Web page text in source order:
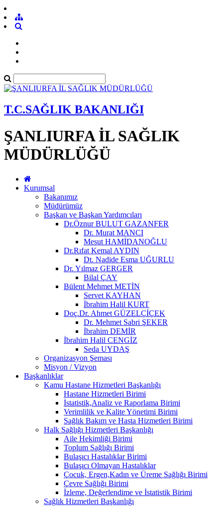
T.C.SAĞLIK BAKANLIĞI
ŞANLIURFA İL SAĞLIK
MÜDÜRLÜĞÜ
Kurumsal
Bakanımız
Müdürümüz
Başkan ve Başkan Yardımcıları
Dr.Öznur BULUT GAZANFER
Dr. Murat MANCI
Mesut HAMİDANOĞLU
Dr.Rıfat Kemal AYDIN
Dt. Nadide Esma UĞURLU
Dr. Yılmaz GERGER
Bilal ÇAY
Bülent Mehmet METİN
Servet KAYHAN
İbrahim Halil KURT
Doç.Dr. Ahmet GÜZELÇİÇEK
Dr. Mehmet Sabri ŞEKER
İbrahim DEMİR
İbrahim Halil CENGİZ
Seda UYDAŞ
Organizasyon Şeması
Misyon / Vizyon
Başkanlıklar
Kamu Hastane Hizmetleri Başkanlığı
Hastane Hizmetleri Birimi
İstatistik,Analiz ve Raporlama Birimi
Verimlilik ve Kalite Yönetimi Birimi
Sağlık Bakım ve Hasta Hizmetleri Birimi
Halk Sağlığı Hizmetleri Başkanlığı
Aile Hekimliği Birimi
Toplum Sağlığı Birimi
Bulaşıcı Hastalıklar Birimi
Bulaşıcı Olmayan Hastalıklar
Çocuk, Ergen,Kadın ve Üreme Sağlığı Birimi
Çevre Sağlığı Birimi
İzleme, Değerlendime ve İstatistik Birimi
Sağlık Hizmetleri Başkanlığı